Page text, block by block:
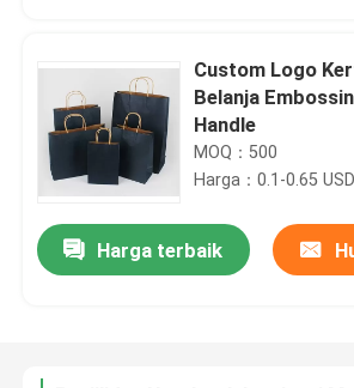
Rumah
Produk
Video
Custom Logo
Belanja
Handle
MOQ：500
Harga：0.1-0.65 USD
Harga terbaik